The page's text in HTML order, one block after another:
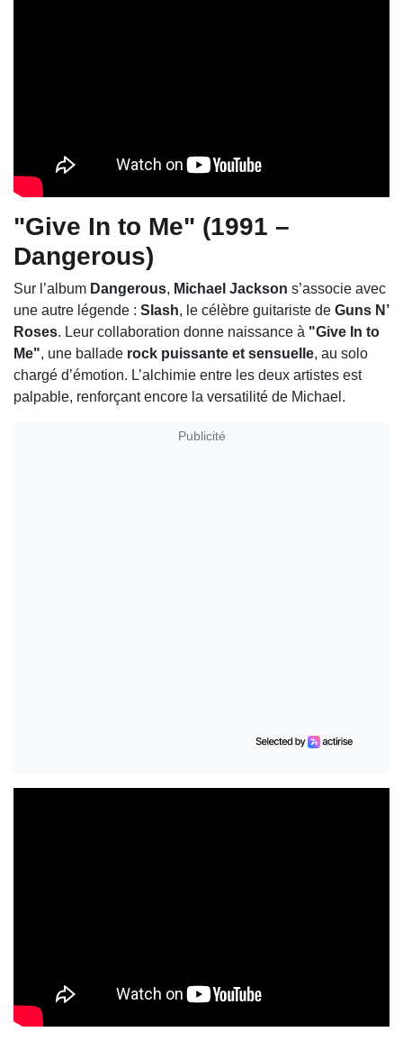
"Give In to Me" (1991 –
Dangerous)
Sur l’album Dangerous, Michael Jackson s’associe avec
une autre légende : Slash, le célèbre guitariste de Guns N’
Roses. Leur collaboration donne naissance à "Give In to
Me", une ballade rock puissante et sensuelle, au solo
chargé d’émotion. L’alchimie entre les deux artistes est
palpable, renforçant encore la versatilité de Michael.
Publicité